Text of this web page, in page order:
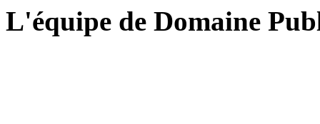
L'équipe de Domaine